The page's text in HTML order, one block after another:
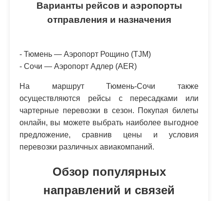
Варианты рейсов и аэропорты
отправления и назначения
- Тюмень — Аэропорт Рощино (TJM)
- Сочи — Аэропорт Адлер (AER)
На маршрут Тюмень-Сочи также
осуществляются рейсы с пересадками или
чартерные перевозки в сезон. Покупая билеты
онлайн, вы можете выбрать наиболее выгодное
предложение, сравнив цены и условия
перевозки различных авиакомпаний.
Обзор популярных
направлений и связей